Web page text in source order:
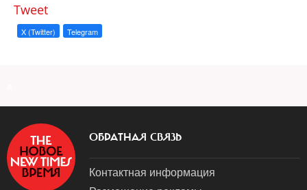
Tweet
X (Twitter) Telegram
ОБРАТНАЯ СВЯЗЬ
Контактная информация